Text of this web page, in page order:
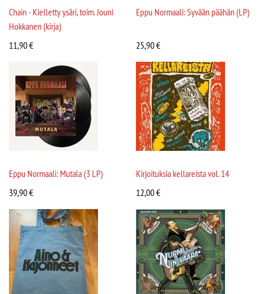
Chain - Kielletty ysäri, toim. Jouni
Hokkanen (kirja)
11,90€
Eppu Normaali: Syvään päähän (LP)
25,90€
Eppu Normaali: Mutala (3 LP)
39,90€
Kirjoituksia kellareista vol. 14
12,00€